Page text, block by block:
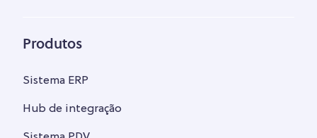
Produtos
Sistema ERP
Hub de integração